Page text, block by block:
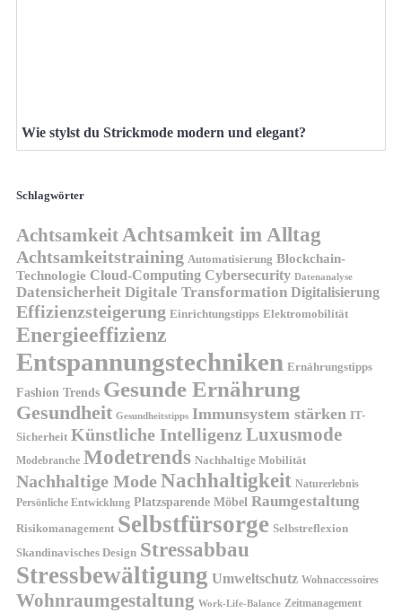
Wie stylst du Strickmode modern und elegant?
Schlagwörter
AchtsamkeitAchtsamkeit im Alltag
Achtsamkeitstraining Automatisierung Blockchain-
Technologie Cloud-Computing Cybersecurity Datenanalyse
Datensicherheit Digitale Transformation Digitalisierung
Effizienzsteigerung Einrichtungstipps Elektromobilität
Energieeffizienz
Entspannungstechniken Ernährungstipps
Fashion Trends Gesunde Ernährung
Gesundheit Gesundheitstipps Immunsystem stärken IT-
Sicherheit Künstliche IntelligenzLuxusmode
Modebranche Modetrends Nachhaltige Mobilität
Nachhaltige ModeNachhaltigkeit Naturerlebnis
Persönliche Entwicklung Platzsparende Möbel Raumgestaltung
Risikomanagement Selbstfürsorge Selbstreflexion
Skandinavisches Design Stressabbau
Stressbewältigung Umweltschutz Wohnaccessoires
Wohnraumgestaltung Work-Life-Balance Zeitmanagement